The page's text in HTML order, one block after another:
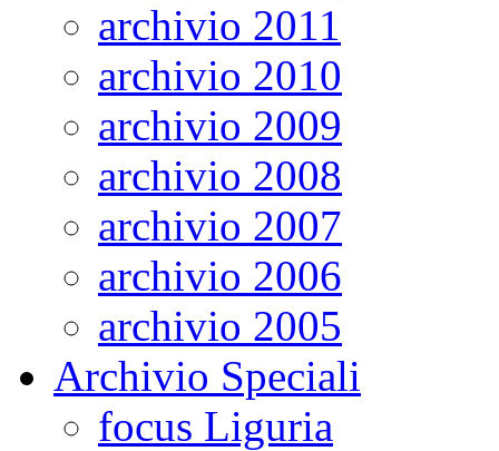
archivio 2011
archivio 2010
archivio 2009
archivio 2008
archivio 2007
archivio 2006
archivio 2005
Archivio Speciali
focus Liguria